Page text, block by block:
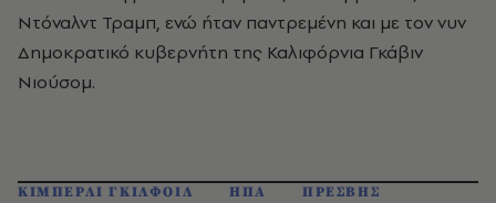
Ντόναλντ Τραμπ, ενώ ήταν παντρεμένη και με τον νυν
Δημοκρατικό κυβερνήτη της Καλιφόρνια Γκάβιν
Νιούσομ.
ΚΙΜΠΕΡΛΙ ΓΚΙΛΦΟΙΛ ΗΠΑ ΠΡΕΣΒΗΣ